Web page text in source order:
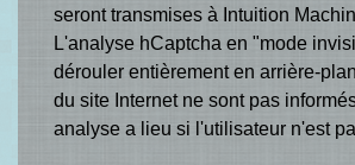
seront transmises à Intuition
L'analyse hCaptcha en "mode
dérouler entièrement en arrière-
du site Internet ne sont pas
analyse a lieu si l'utilisateur n'est